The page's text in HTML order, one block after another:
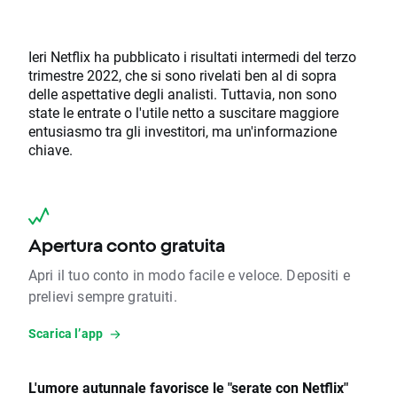
Ieri Netflix ha pubblicato i risultati intermedi del terzo
trimestre 2022, che si sono rivelati ben al di sopra
delle aspettative degli analisti. Tuttavia, non sono
state le entrate o l'utile netto a suscitare maggiore
entusiasmo tra gli investitori, ma un'informazione
chiave.
Apertura conto gratuita
Apri il tuo conto in modo facile e veloce. Depositi e
prelievi sempre gratuiti.
Scarica l’app
L'umore autunnale favorisce le "serate con Netflix"